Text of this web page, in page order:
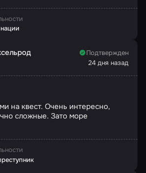
Подтвержден
24 дня назад
на квест. Очень интересно,
сложные. Зато море